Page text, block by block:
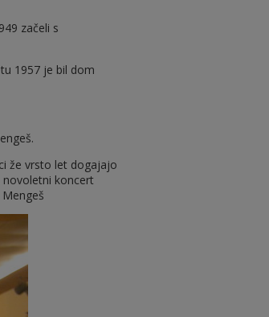
začeli s
1957 je bil dom
že vrsto let dogajajo
koncert